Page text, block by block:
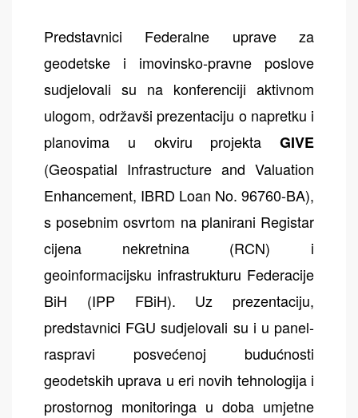
Predstavnici Federalne uprave za
geodetske i imovinsko-pravne poslove
sudjelovali su na konferenciji aktivnom
ulogom, održavši prezentaciju o napretku i
planovima u okviru projekta GIVE
(Geospatial Infrastructure and Valuation
Enhancement, IBRD Loan No. 96760-BA),
s posebnim osvrtom na planirani Registar
cijena nekretnina (RCN) i
geoinformacijsku infrastrukturu Federacije
BiH (IPP FBiH). Uz prezentaciju,
predstavnici FGU sudjelovali su i u panel-
raspravi posvećenoj budućnosti
geodetskih uprava u eri novih tehnologija i
prostornog monitoringa u doba umjetne